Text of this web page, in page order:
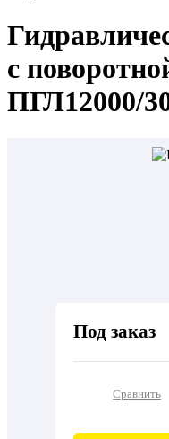
с
ПГЛ12000/
Под заказ
Сравнить